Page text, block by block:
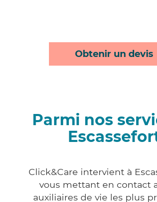
Obtenir un devis
Parmi nos
Click&Care intervient à
vous mettant en contact
auxiliaires de vie les plus